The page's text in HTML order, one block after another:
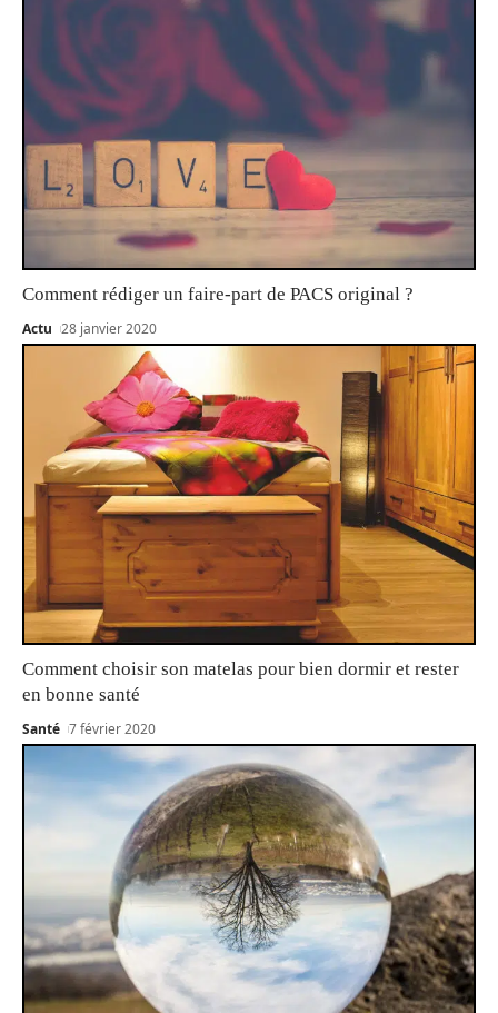
Comment rédiger un faire-part de PACS original ?
Actu 28 janvier 2020
Comment choisir son matelas pour bien dormir et rester
en bonne santé
Santé 7 février 2020